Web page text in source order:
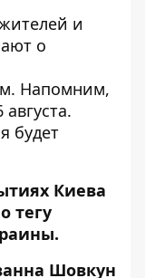
и
о
Напомним,
будет
Киева
тегу
.
Шовкун